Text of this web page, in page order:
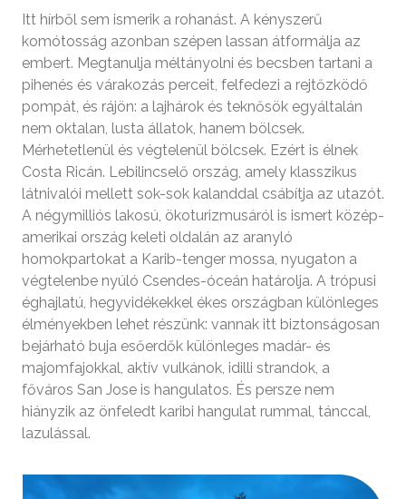
Itt hírből sem ismerik a rohanást. A kényszerű
komótosság azonban szépen lassan átformálja az
embert. Megtanulja méltányolni és becsben tartani a
pihenés és várakozás perceit, felfedezi a rejtőzködő
pompát, és rájön: a lajhárok és teknősök egyáltalán
nem oktalan, lusta állatok, hanem bölcsek.
Mérhetetlenül és végtelenül bölcsek. Ezért is élnek
Costa Ricán. Lebilincselő ország, amely klasszikus
látnivalói mellett sok-sok kalanddal csábítja az utazót.
A négymilliós lakosú, ökoturizmusáról is ismert közép-
amerikai ország keleti oldalán az aranyló
homokpartokat a Karib-tenger mossa, nyugaton a
végtelenbe nyúló Csendes-óceán határolja. A trópusi
éghajlatú, hegyvidékekkel ékes országban különleges
élményekben lehet részünk: vannak itt biztonságosan
bejárható buja esőerdők különleges madár- és
majomfajokkal, aktív vulkánok, idilli strandok, a
főváros San Jose is hangulatos. És persze nem
hiányzik az önfeledt karibi hangulat rummal, tánccal,
lazulással.